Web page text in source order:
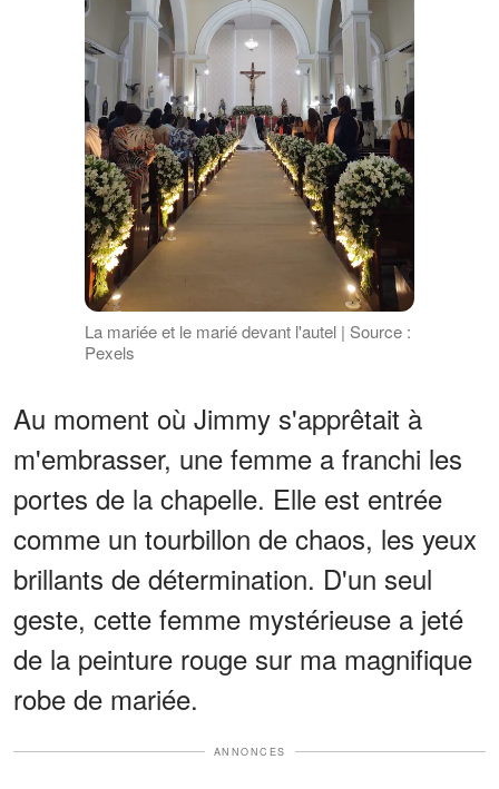
La mariée et le marié devant l'autel | Source :
Pexels
Au moment où Jimmy s'apprêtait à
m'embrasser, une femme a franchi les
portes de la chapelle. Elle est entrée
comme un tourbillon de chaos, les yeux
brillants de détermination. D'un seul
geste, cette femme mystérieuse a jeté
de la peinture rouge sur ma magnifique
robe de mariée.
ANNONCES